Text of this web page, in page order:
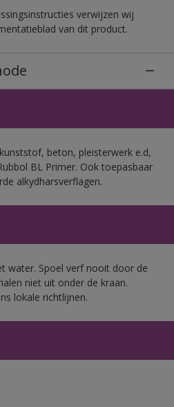
verwijzen wij
van dit product.
beton, pleisterwerk e.d,
BL Primer. Ook toepasbaar
alkydharsverflagen.
water. Spoel verf nooit door de
niet uit onder de kraan.
lokale richtlijnen.